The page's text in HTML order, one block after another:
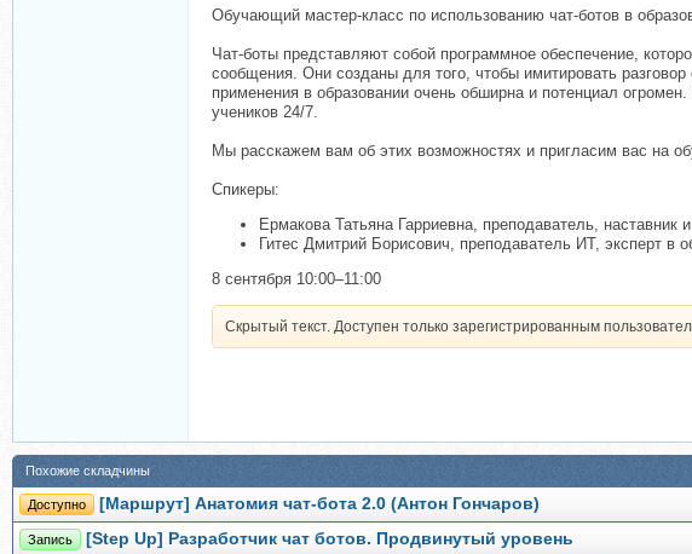
Обучающий мастер-класс по использованию чат-ботов в
Чат-боты представляют собой программное обеспечение,
сообщения. Они созданы для того, чтобы имитировать
применения в образовании очень обширна и потенциал
учеников 24/7.
Мы расскажем вам об этих возможностях и пригласим вас на
Спикеры:
Ермакова Татьяна Гарриевна, преподаватель,
Гитес Дмитрий Борисович, преподаватель ИТ, эксперт в
8 сентября 10:00–11:00
Скрытый текст. Доступен только зарегистрированным
Похожие складчины
Доступно [Маршрут] Анатомия чат-бота 2.0 (Антон Гончаров)
Запись [Step Up] Разработчик чат ботов. Продвинутый уровень